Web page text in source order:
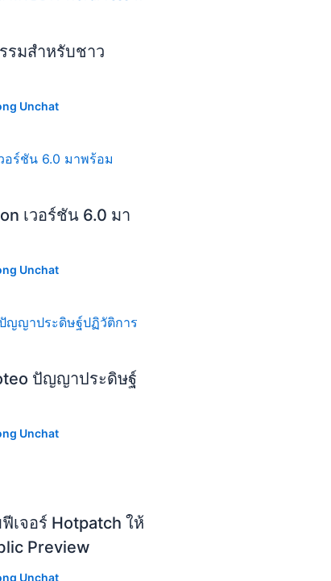
รมสำหรับชาว
Unchat
เวอร์ชัน 6.0 มา
Unchat
ปัญญาประดิษฐ์
Unchat
เจอร์ Hotpatch ให้
Preview
Unchat